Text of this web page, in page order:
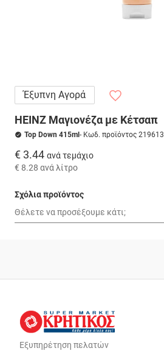
Έξυπνη Αγορά
HEINZ Μαγιονέζα με Κέτσαπ
Top Down 415ml - Κωδ. προϊόντος 219613
€ 3.44 ανά τεμάχιο
€ 8.28 ανά λίτρο
Σχόλια προϊόντος
Εξυπηρέτηση πελατών